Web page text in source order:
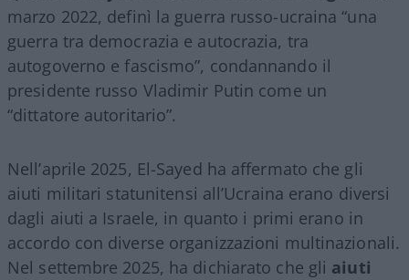
marzo 2022, definì la guerra russo-ucraina “una
guerra tra democrazia e autocrazia, tra
autogoverno e fascismo”, condannando il
presidente russo Vladimir Putin come un
“dittatore autoritario”.
Nell’aprile 2025, El-Sayed ha affermato che gli
aiuti militari statunitensi all’Ucraina erano diversi
dagli aiuti a Israele, in quanto i primi erano in
accordo con diverse organizzazioni multinazionali.
Nel settembre 2025, ha dichiarato che gli aiuti